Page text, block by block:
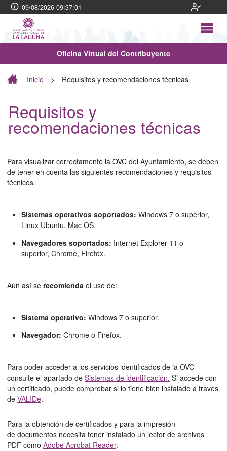
09/08/2026 09:37:01
Oficina Virtual del Contribuyente
Inicio > Requisitos y recomendaciones técnicas
Requisitos y
recomendaciones técnicas
Para visualizar correctamente la OVC del Ayuntamiento, se deben
de tener en cuenta las siguientes recomendaciones y requisitos
técnicos.
Sistemas operativos soportados: Windows 7 o superior,
Linux Ubuntu, Mac OS.
Navegadores soportados: Internet Explorer 11 o
superior, Chrome, Firefox.
Aún así se recomienda el uso de:
Sistema operativo: Windows 7 o superior.
Navegador: Chrome o Firefox.
Para poder acceder a los servicios identificados de la OVC
consulte el apartado de Sistemas de identificación. Si accede con
un certificado, puede comprobar si lo tiene bien instalado a través
de VALIDe.
Para la obtención de certificados y para la impresión
de documentos necesita tener instalado un lector de archivos
PDF como Adobe Acrobat Reader.